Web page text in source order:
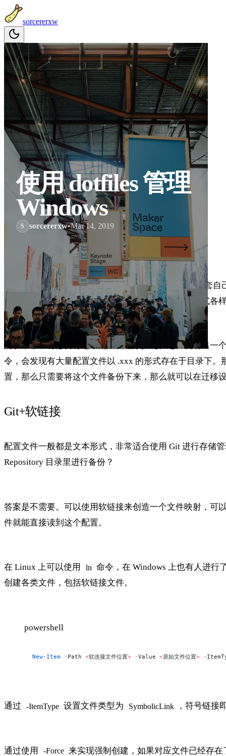
sorcererxw
使用 dotfiles 管理
Windows
S sorcererxw•Mar 14, 2019
最近入了一个新的 Windows 设备，要重新为它安装一套
的。一方面，需要记住自己的在原来的设备上安装各式
所以，非常有必要将这个配置流程数据化。这样就引出
令，会发现有大量配置文件以 .xxx 的形式存在于目录下
置，那么只需要将这个文件备份下来，那么就可以在迁移
Git+软链接
配置文件一般都是文本形式，非常适合使用 Git 进行存储
Repository 目录里进行备份？
答案是不需要。可以使用软链接来创造一个文件映射，可
件就能直接读到这个配置。
在 Linux 上可以使用 ln 命令，在 Windows 上也有人进行
创建各类文件，包括软链接文件。
powershell
New-Item - Path <软连接文件位置> -Value <原始文件位置> -
通过 -ItemType 设置文件类型为 SymbolicLink ，符号链接
通过使用 -Force 来实现强制创建，如果对应文件已经存在